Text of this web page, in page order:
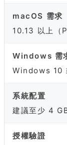
macOS 需求
10.13 以上（
Windows 需
Windows 10
系統配置
建議至少 4
授權驗證